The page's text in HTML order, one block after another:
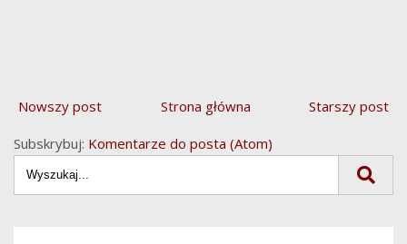
Nowszy post Starszy post
Strona główna
Subskrybuj: Komentarze do posta (Atom)